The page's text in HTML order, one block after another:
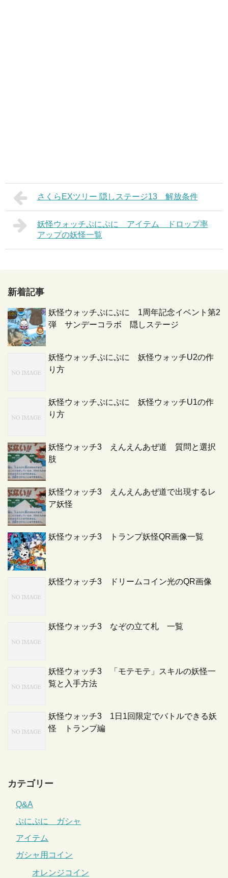
さくらEXツリー 隠しステージ13 解放条件
妖怪ウォッチぷにぷに アイテム ドロップ率
アップの妖怪一覧
新着記事
妖怪ウォッチぷにぷに 1周年記念イベント第2
弾 サンデーコラボ 隠しステージ
妖怪ウォッチぷにぷに 妖怪ウォッチU2の作
り方
妖怪ウォッチぷにぷに 妖怪ウォッチU1の作
り方
妖怪ウォッチ3 えんえんあぜ道 質問と選択
肢
妖怪ウォッチ3 えんえんあぜ道で出現するレ
ア妖怪
妖怪ウォッチ3 トランプ妖怪QR画像一覧
妖怪ウォッチ3 ドリームコイン光のQR画像
妖怪ウォッチ3 なぞの立て札 一覧
妖怪ウォッチ3 「モテモテ」スキルの妖怪一
覧と入手方法
妖怪ウォッチ3 1日1回限定でバトルできる妖
怪 トランプ編
カテゴリー
Q&A
ぷにぷに ガシャ
アイテム
ガシャ用コイン
オレンジコイン